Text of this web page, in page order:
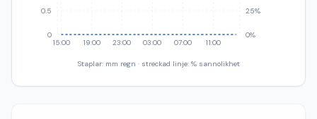
15:00 19:00 23:00 03:00 07:00 11:00
0
0.5
0%
25%
Staplar: mm regn · streckad linje: % sannolikhet